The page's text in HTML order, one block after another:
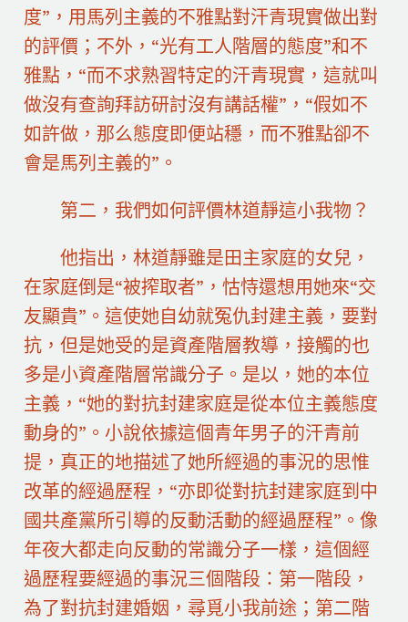
度”，用馬列主義的不雅點對汗青現實做出對
的評價；不外，“光有工人階層的態度”和不
雅點，“而不求熟習特定的汗青現實，這就叫
做沒有查詢拜訪研討沒有講話權”，“假如不
如許做，那么態度即便站穩，而不雅點卻不
會是馬列主義的”。
第二，我們如何評價林道靜這小我物？
他指出，林道靜雖是田主家庭的女兒，
在家庭倒是“被搾取者”，怙恃還想用她來“交
友顯貴”。這使她自幼就冤仇封建主義，要對
抗，但是她受的是資產階層教導，接觸的也
多是小資產階層常識分子。是以，她的本位
主義，“她的對抗封建家庭是從本位主義態度
動身的”。小說依據這個青年男子的汗青前
提，真正的地描述了她所經過的事況的思惟
改革的經過歷程，“亦即從對抗封建家庭到中
國共產黨所引導的反動活動的經過歷程”。像
年夜大都走向反動的常識分子一樣，這個經
過歷程要經過的事況三個階段：第一階段，
為了對抗封建婚姻，尋覓小我前途；第二階